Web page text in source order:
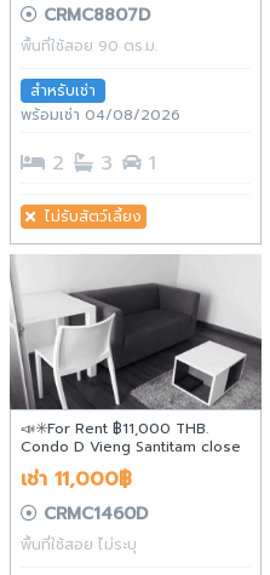
CRMC8807D
พื้นที่ใช้สอย 90 ตร.ม.
สำหรับเช่า
พร้อมเช่า 04/08/2026
2 3 1
ไม่รับสัตว์เลี้ยง
📣✳️For Rent ฿11,000 THB.
Condo D Vieng Santitam close
to Old city,Kad Suan Kaew
เช่า 11,000฿
CRMC1460D
พื้นที่ใช้สอย ไม่ระบุ